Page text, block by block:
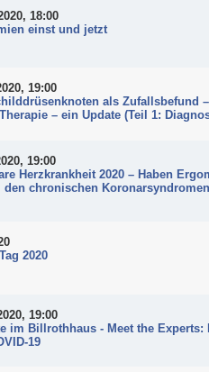
18:00
einst und jetzt
19:00
als Zufallsbefund
– ein Update (Teil 1:
19:00
Herzkrankheit 2020 – Haben
den chronischen
2020
19:00
im Billrothhaus - Meet the
19